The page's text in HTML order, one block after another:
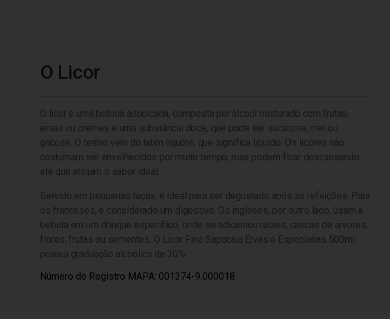
O Licor
O licor é uma bebida adocicada, composta por álcool misturado com frutas,
ervas ou cremes e uma substância doce, que pode ser sacarose, mel ou
glicose. O termo vem do latim liquore, que significa líquido. Os licores não
costumam ser envelhecidos por muito tempo, mas podem ficar descansando
até que atinjam o sabor ideal.
Servido em pequenas taças, é ideal para ser degustado após as refeições. Para
os franceses, é considerado um digestivo. Os ingleses, por outro lado, usam a
bebida em um drinque específico, onde se adicionou raízes, cascas de árvores,
flores, frutas ou sementes. O Licor Fino Sapucaia Ervas e Especiarias 500ml
possui graduação alcoólica de 30%.
Número de Registro MAPA: 001374-9.000018.